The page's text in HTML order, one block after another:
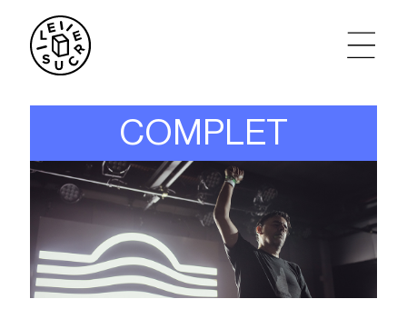
artistes
agenda
tickets
le sucre max
COMPLET